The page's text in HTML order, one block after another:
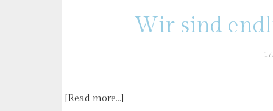
Wir sind
[Read more…]